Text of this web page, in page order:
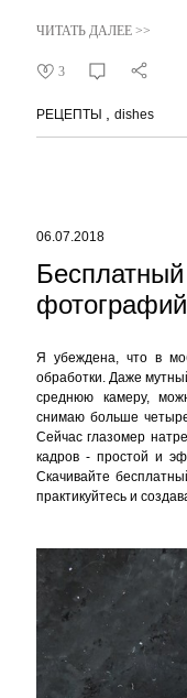
ЧИТАТЬ ДАЛЕЕ >>
3
РЕЦЕПТЫ dishes
06.07.2018
фотографий
Я убеждена, что в
обработки. Даже
среднюю камеру,
снимаю больше
Сейчас глазомер
кадров - простой и
Скачивайте
практикуйтесь и